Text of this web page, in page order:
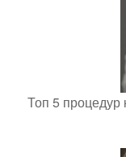
Топ 5 процедур